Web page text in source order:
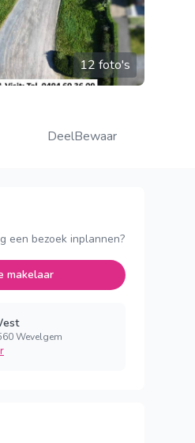
12 foto's
DeelBewaar
een bezoek inplannen?
makelaar
Wevelgem